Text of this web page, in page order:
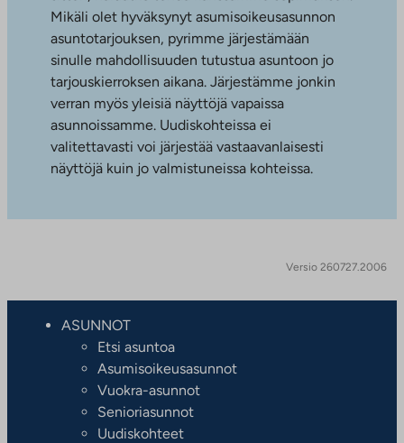
Mikäli olet hyväksynyt asumisoikeusasunnon
asuntotarjouksen, pyrimme järjestämään
sinulle mahdollisuuden tutustua asuntoon jo
tarjouskierroksen aikana. Järjestämme jonkin
verran myös yleisiä näyttöjä vapaissa
asunnoissamme. Uudiskohteissa ei
valitettavasti voi järjestää vastaavanlaisesti
näyttöjä kuin jo valmistuneissa kohteissa.
Versio 260727.2006
ASUNNOT
Etsi asuntoa
Asumisoikeusasunnot
Vuokra-asunnot
Senioriasunnot
Uudiskohteet